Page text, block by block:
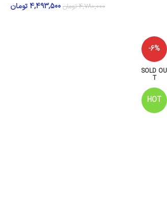
4,780,000 تومان 4,493,500تومان
-6%
SOLD OU
T
HOT